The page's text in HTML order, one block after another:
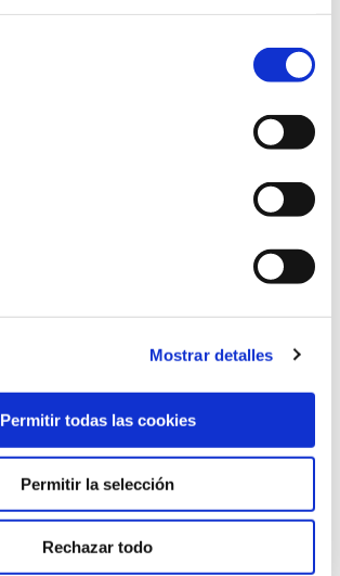
Mostrar detalles
Permitir todas las cookies
Permitir la selección
Rechazar todo